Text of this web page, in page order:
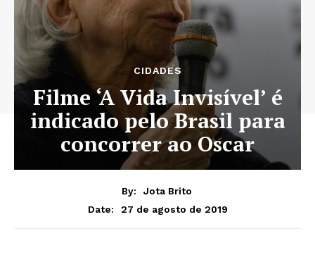
CIDADES
Filme ‘A Vida Invisível’ é
indicado pelo Brasil para
concorrer ao Oscar
By:
Jota Brito
Date:
27 de agosto de 2019